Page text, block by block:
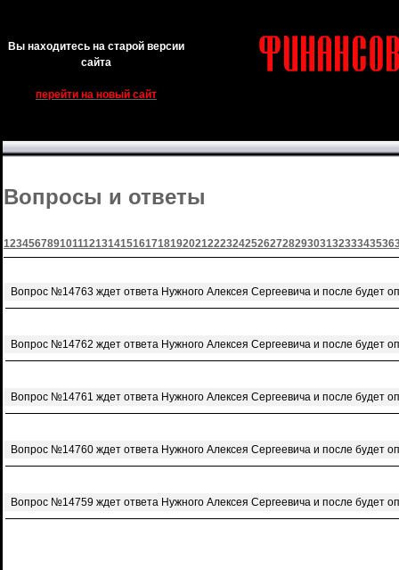
Вы находитесь на старой версии
сайта
перейти на новый сайт
Вопросы и ответы
123456789101112131415161718192021222324252627282930313233343536
Вопрос №14763 ждет ответа Нужного Алексея Сергеевича и после будет
Вопрос №14762 ждет ответа Нужного Алексея Сергеевича и после будет
Вопрос №14761 ждет ответа Нужного Алексея Сергеевича и после будет
Вопрос №14760 ждет ответа Нужного Алексея Сергеевича и после будет
Вопрос №14759 ждет ответа Нужного Алексея Сергеевича и после будет